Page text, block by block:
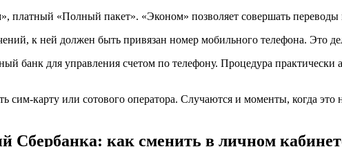
платный «Полный пакет». «Эконом» позволяет совершать
к ней должен быть привязан номер мобильного телефона. Это
банк для управления счетом по телефону. Процедура
карту или сотового оператора. Случаются и моменты, когда это
Сбербанка: как сменить в личном